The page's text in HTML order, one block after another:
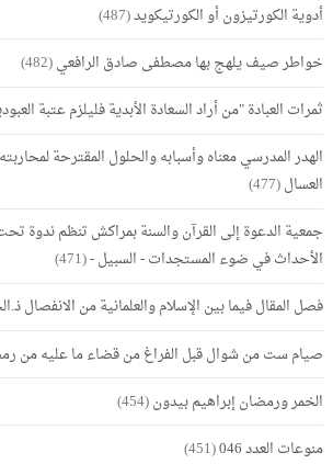
أدوية الكورتيزون أو الكورتيكويد(487)
خواطر صيف يلهج بها مصطفى صادق الرافعي(482)
ثمرات العبادة "من أراد السعادة الأبدية فليلزم عتبة
الهدر المدرسي معناه وأسبابه والحلول المقترحة
العسال(477)
جمعية الدعوة إلى القرآن والسنة بمراكش تنظم ندوة
الأحداث في ضوء المستجدات - السبيل -(471)
فصل المقال فيما بين الإسلام والعلمانية من الانفصال
صيام ست من شوال قبل الفراغ من قضاء ما عليه من
الخمر ورمضان إبراهيم بيدون(454)
منوعات العدد 046
(451)